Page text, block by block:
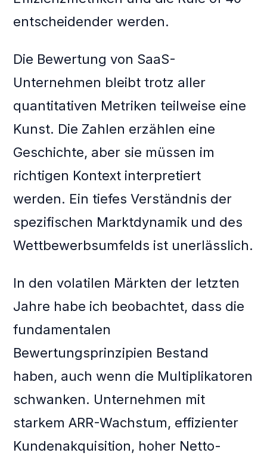
entscheidender werden.
Die Bewertung von SaaS-
Unternehmen bleibt trotz aller
quantitativen Metriken teilweise eine
Kunst. Die Zahlen erzählen eine
Geschichte, aber sie müssen im
richtigen Kontext interpretiert
werden. Ein tiefes Verständnis der
spezifischen Marktdynamik und des
Wettbewerbsumfelds ist unerlässlich.
In den volatilen Märkten der letzten
Jahre habe ich beobachtet, dass die
fundamentalen
Bewertungsprinzipien Bestand
haben, auch wenn die Multiplikatoren
schwanken. Unternehmen mit
starkem ARR-Wachstum, effizienter
Kundenakquisition, hoher Netto-